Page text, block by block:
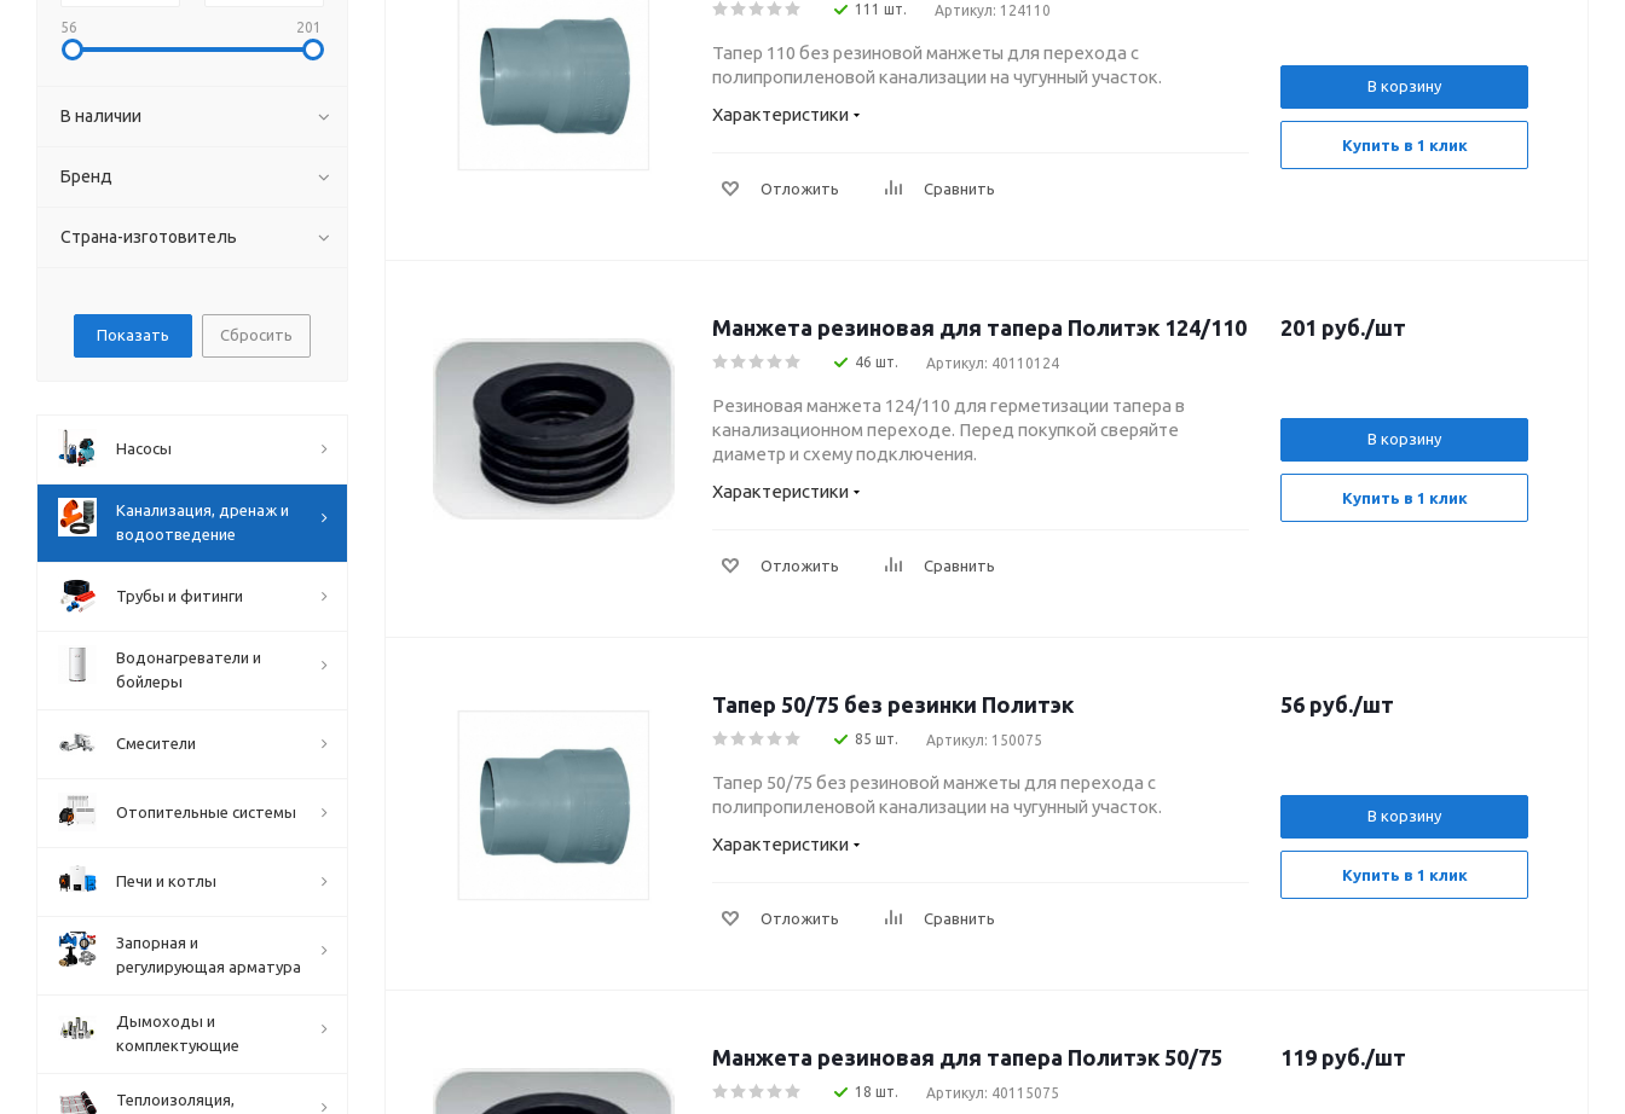
111 шт. Артикул: 124110
Тапер 110 без резиновой манжеты для перехода с
полипропиленовой канализации на чугунный участок.
Характеристики
Отложить Сравнить
В корзину
Купить в 1 клик
Манжета резиновая для тапера Политэк 124/110
46 шт. Артикул: 40110124
Резиновая манжета 124/110 для герметизации тапера в
канализационном переходе. Перед покупкой сверяйте
диаметр и схему подключения.
Характеристики
Отложить Сравнить
201 руб./шт
В корзину
Купить в 1 клик
Тапер 50/75 без резинки Политэк
85 шт. Артикул: 150075
Тапер 50/75 без резиновой манжеты для перехода с
полипропиленовой канализации на чугунный участок.
Характеристики
Отложить Сравнить
56 руб./шт
В корзину
Купить в 1 клик
Манжета резиновая для тапера Политэк 50/75
18 шт. Артикул: 40115075
119 руб./шт
56 201
В наличии
Бренд
Страна-изготовитель
Сбросить
Насосы
Канализация, дренаж и
водоотведение
Трубы и фитинги
Водонагреватели и
бойлеры
Смесители
Отопительные системы
Печи и котлы
Запорная и
регулирующая арматура
Дымоходы и
комплектующие
Теплоизоляция,